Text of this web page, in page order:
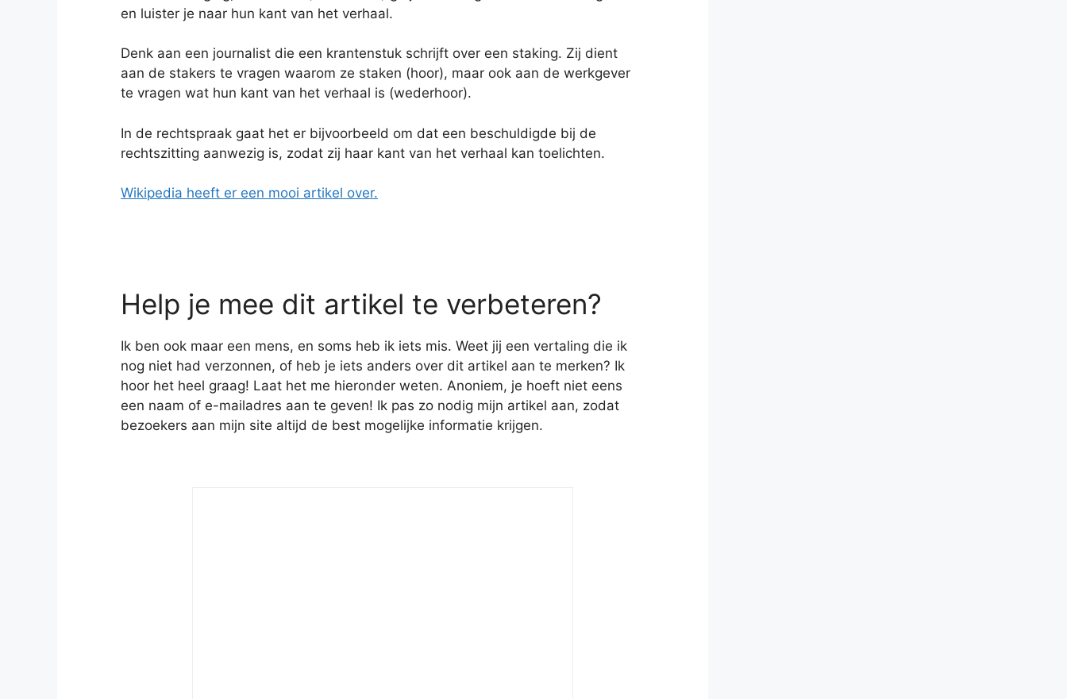
en luister je naar hun kant van het verhaal.
Denk aan een journalist die een krantenstuk schrijft over een staking. Zij dient
aan de stakers te vragen waarom ze staken (hoor), maar ook aan de werkgever
te vragen wat hun kant van het verhaal is (wederhoor).
In de rechtspraak gaat het er bijvoorbeeld om dat een beschuldigde bij de
rechtszitting aanwezig is, zodat zij haar kant van het verhaal kan toelichten.
Wikipedia heeft er een mooi artikel over.
Help je mee dit artikel te verbeteren?
Ik ben ook maar een mens, en soms heb ik iets mis. Weet jij een vertaling die ik
nog niet had verzonnen, of heb je iets anders over dit artikel aan te merken? Ik
hoor het heel graag! Laat het me hieronder weten. Anoniem, je hoeft niet eens
een naam of e-mailadres aan te geven! Ik pas zo nodig mijn artikel aan, zodat
bezoekers aan mijn site altijd de best mogelijke informatie krijgen.